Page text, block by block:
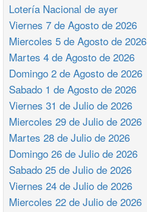
Lotería Nacional de ayer
Viernes 7 de Agosto de 2026
Miercoles 5 de Agosto de 2026
Martes 4 de Agosto de 2026
Domingo 2 de Agosto de 2026
Sabado 1 de Agosto de 2026
Viernes 31 de Julio de 2026
Miercoles 29 de Julio de 2026
Martes 28 de Julio de 2026
Domingo 26 de Julio de 2026
Sabado 25 de Julio de 2026
Viernes 24 de Julio de 2026
Miercoles 22 de Julio de 2026